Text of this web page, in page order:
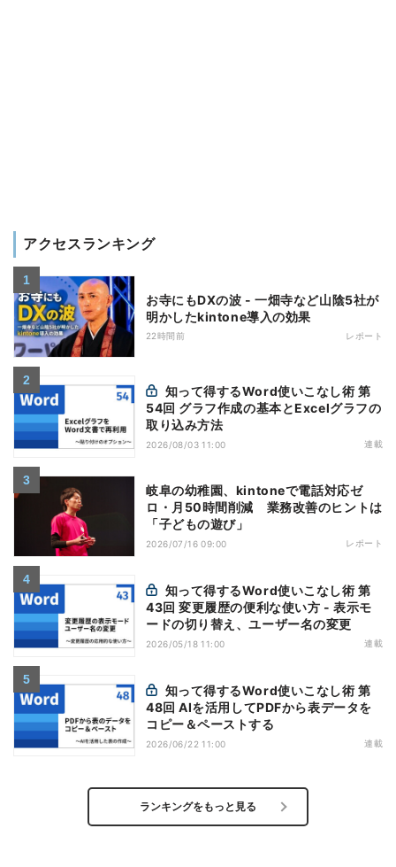
アクセスランキング
お寺にもDXの波 - 一畑寺など山陰5社が
明かしたkintone導入の効果
22時間前 レポート
54回 グラフ作成の基本とExcelグラフの
取り込み方法
2026/08/03 11:00 連載
岐阜の幼稚園、kintoneで電話対応ゼ
ロ・月50時間削減 業務改善のヒントは
「子どもの遊び」
2026/07/16 09:00 レポート
43回 変更履歴の便利な使い方 - 表示モ
ードの切り替え、ユーザー名の変更
2026/05/18 11:00 連載
48回 AIを活用してPDFから表データを
コピー＆ペーストする
2026/06/22 11:00 連載
ランキングをもっと見る